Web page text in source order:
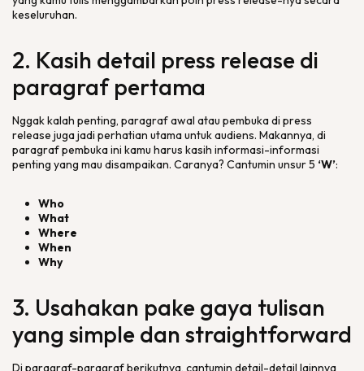
keseluruhan.
2. Kasih detail press release di
paragraf pertama
Nggak kalah penting, paragraf awal atau pembuka di press
release juga jadi perhatian utama untuk audiens. Makannya, di
paragraf pembuka ini kamu harus kasih informasi-informasi
penting yang mau disampaikan. Caranya? Cantumin unsur 5 ‘W’:
Who
What
Where
When
Why
3. Usahakan pake gaya tulisan
yang simple dan straightforward
Di paragraf-paragraf berikutnya, cantumin detail-detail lainnya